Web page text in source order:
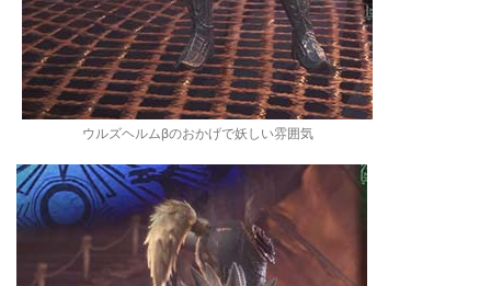
ウルズヘルムβのおかげで妖しい雰囲気